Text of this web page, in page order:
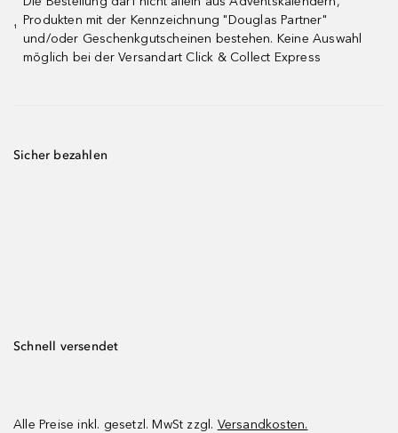
¹
Produkten mit der Kennzeichnung "Douglas Partner"
und/oder Geschenkgutscheinen bestehen. Keine Auswahl
möglich bei der Versandart Click & Collect Express
Sicher bezahlen
Schnell versendet
Alle Preise inkl. gesetzl. MwSt zzgl. Versandkosten.